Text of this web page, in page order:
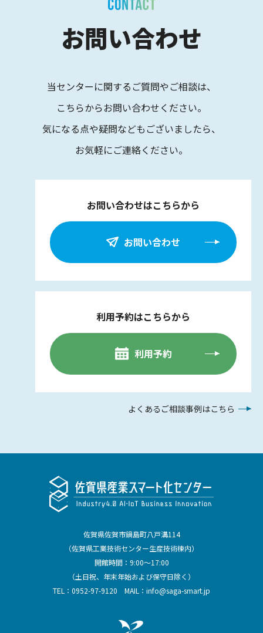
お問い合わせ
当センターに関するご質問やご相談は、
こちらからお問い合わせください。
気になる点や疑問などもございましたら、
お気軽にご連絡ください。
お問い合わせはこちらから
お問い合わせ
利用予約はこちらから
利用予約
よくあるご相談事例はこちら
佐賀県佐賀市鍋島町八戸溝114
（佐賀県工業技術センター生産技術棟内）
開館時間：9:00～17:00
（土日祝、年末年始および保守日除く）
TEL： 0952-97-9120 MAIL： info@saga-smart.jp